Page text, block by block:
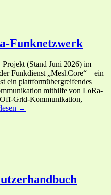
Funknetzwerk
(Stand Juni 2026) im
Funkdienst „MeshCore“ – ein
ein plattformübergreifendes
mithilfe von LoRa-
Grid-Kommunikation,
→